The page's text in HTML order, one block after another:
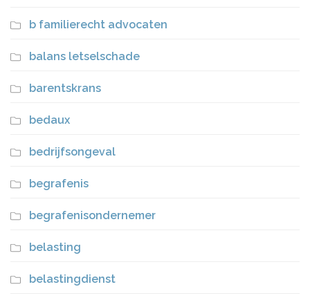
b familierecht advocaten
balans letselschade
barentskrans
bedaux
bedrijfsongeval
begrafenis
begrafenisondernemer
belasting
belastingdienst